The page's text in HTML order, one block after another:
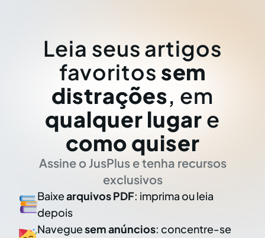
Leia seus artigos
favoritos sem
distrações, em
qualquer lugar e
como quiser
Assine o JusPlus e tenha recursos
exclusivos
Baixearquivos PDF: imprima ou leia
depois
Naveguesem anúncios: concentre-se